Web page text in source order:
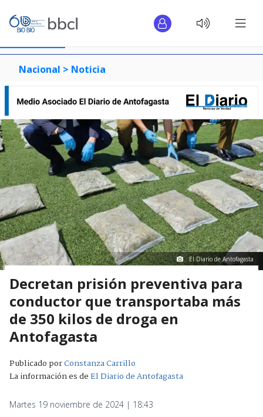
Nacional > Noticia
El Diario de Antofagasta
Decretan prisión preventiva para
conductor que transportaba más
de 350 kilos de droga en
Antofagasta
Publicado porConstanza Carrillo
La información es deEl Diario de Antofagasta
Martes 19 noviembre de 2024 | 18:43